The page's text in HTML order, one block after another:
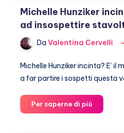
Michelle Hunziker
ad insospettire
Da Valentina Cervelli
Michelle Hunziker incinta? E’ il
a far partire i sospetti questa
Per saperne di più
Hunziker